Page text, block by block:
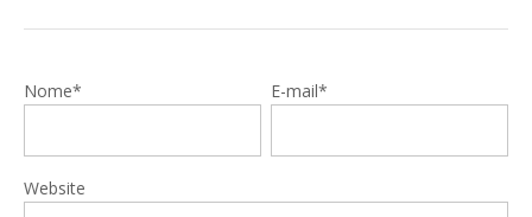
Nome* E-mail*
Website